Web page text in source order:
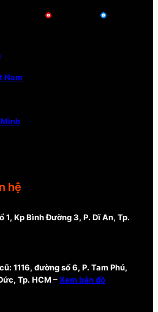
Nam
hệ
1, Kp Bình Đường 3, P. Dĩ An, Tp.
1116, đường số 6, P. Tam Phú,
Tp. HCM –Xem bản đồ